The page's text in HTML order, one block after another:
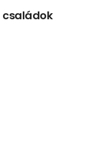
családok